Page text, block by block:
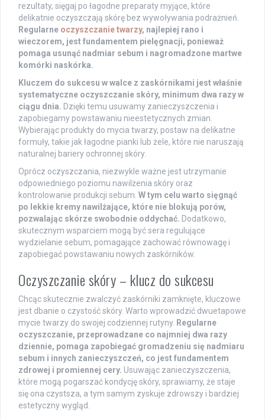
rezultaty, sięgaj po łagodne preparaty myjące, które
delikatnie oczyszczają skórę bez wywoływania podrażnień.
Regularne oczyszczanie twarzy, najlepiej rano i
wieczorem, jest fundamentem pielęgnacji, ponieważ
pomaga usunąć nadmiar sebum i nagromadzone martwe
komórki naskórka.
Kluczem do sukcesu w walce z zaskórnikami jest właśnie
systematyczne oczyszczanie skóry, minimum dwa razy w
ciągu dnia. Dzięki temu usuwamy zanieczyszczenia i
zapobiegamy powstawaniu nieestetycznych zmian.
Wybierając produkty do mycia twarzy, postaw na delikatne
formuły, takie jak łagodne pianki lub żele, które nie naruszają
naturalnej bariery ochronnej skóry.
Oprócz oczyszczania, niezwykle ważne jest utrzymanie
odpowiedniego poziomu nawilżenia skóry oraz
kontrolowanie produkcji sebum. W tym celu warto sięgnąć
po lekkie kremy nawilżające, które nie blokują porów,
pozwalając skórze swobodnie oddychać. Dodatkowo,
skutecznym wsparciem mogą być sera regulujące
wydzielanie sebum, pomagające zachować równowagę i
zapobiegać powstawaniu nowych zaskórników.
Oczyszczanie skóry – klucz do sukcesu
Chcąc skutecznie zwalczyć zaskórniki zamknięte, kluczowe
jest dbanie o czystość skóry. Warto wprowadzić dwuetapowe
mycie twarzy do swojej codziennej rutyny. Regularne
oczyszczanie, przeprowadzane co najmniej dwa razy
dziennie, pomaga zapobiegać gromadzeniu się nadmiaru
sebum i innych zanieczyszczeń, co jest fundamentem
zdrowej i promiennej cery. Usuwając zanieczyszczenia,
które mogą pogarszać kondycję skóry, sprawiamy, że staje
się ona czystsza, a tym samym zyskuje zdrowszy i bardziej
estetyczny wygląd.